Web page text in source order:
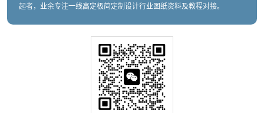
起者，业余专注一线高定极简定制设计行业图纸资料及教程对接。